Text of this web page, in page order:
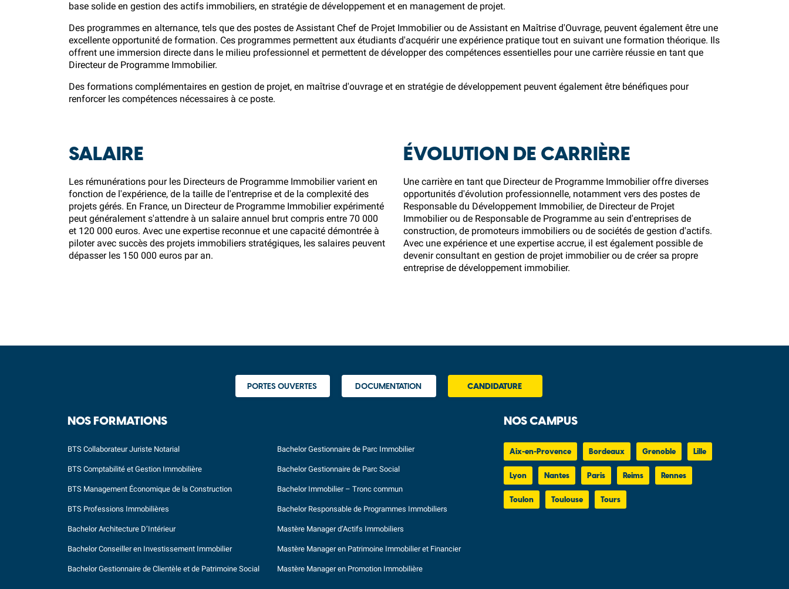
base solide en gestion des actifs immobiliers, en stratégie de développement et en management de projet.
Des programmes en alternance, tels que des postes de Assistant Chef de Projet Immobilier ou de Assistant en Maîtrise d'Ouvrage, peuvent également être une
excellente opportunité de formation. Ces programmes permettent aux étudiants d'acquérir une expérience pratique tout en suivant une formation théorique. Ils
offrent une immersion directe dans le milieu professionnel et permettent de développer des compétences essentielles pour une carrière réussie en tant que
Directeur de Programme Immobilier.
Des formations complémentaires en gestion de projet, en maîtrise d'ouvrage et en stratégie de développement peuvent également être bénéfiques pour
renforcer les compétences nécessaires à ce poste.
SALAIRE
Les rémunérations pour les Directeurs de Programme Immobilier varient en
fonction de l'expérience, de la taille de l'entreprise et de la complexité des
projets gérés. En France, un Directeur de Programme Immobilier expérimenté
peut généralement s'attendre à un salaire annuel brut compris entre 70 000
et 120 000 euros. Avec une expertise reconnue et une capacité démontrée à
piloter avec succès des projets immobiliers stratégiques, les salaires peuvent
dépasser les 150 000 euros par an.
ÉVOLUTION DE CARRIÈRE
Une carrière en tant que Directeur de Programme Immobilier offre diverses
opportunités d'évolution professionnelle, notamment vers des postes de
Responsable du Développement Immobilier, de Directeur de Projet
Immobilier ou de Responsable de Programme au sein d'entreprises de
construction, de promoteurs immobiliers ou de sociétés de gestion d'actifs.
Avec une expérience et une expertise accrue, il est également possible de
devenir consultant en gestion de projet immobilier ou de créer sa propre
entreprise de développement immobilier.
PORTES OUVERTES DOCUMENTATION CANDIDATURE
NOS FORMATIONS
BTS Collaborateur Juriste Notarial
BTS Comptabilité et Gestion Immobilière
BTS Management Économique de la Construction
BTS Professions Immobilières
Bachelor Architecture D’Intérieur
Bachelor Conseiller en Investissement Immobilier
Bachelor Gestionnaire de Clientèle et de Patrimoine Social
Bachelor Gestionnaire de Parc Immobilier
Bachelor Gestionnaire de Parc Social
Bachelor Immobilier – Tronc commun
Bachelor Responsable de Programmes Immobiliers
Mastère Manager d’Actifs Immobiliers
Mastère Manager en Patrimoine Immobilier et Financier
Mastère Manager en Promotion Immobilière
NOS CAMPUS
Aix-en-Provence Bordeaux Grenoble Lille
Lyon Nantes Paris Reims Rennes
Toulon Toulouse Tours